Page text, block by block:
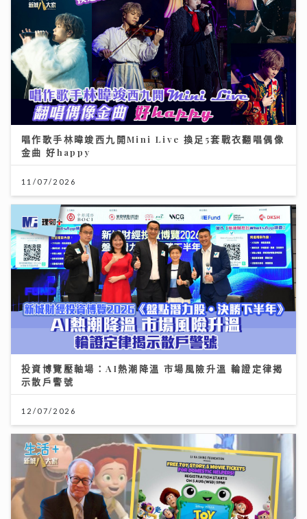
唱作歌手林暐竣西九開Mini Live 換足5套戰衣翻唱偶像
金曲 好happy
11/07/2026
投資博覽壓軸場：AI熱潮降溫 市場風險升溫 輪證定律揭
示散戶警號
12/07/2026